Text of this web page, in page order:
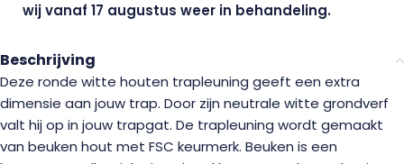
wij vanaf 17 augustus weer in behandeling.
Beschrijving
Deze ronde witte houten trapleuning geeft een extra
dimensie aan jouw trap. Door zijn neutrale witte grondverf
valt hij op in jouw trapgat. De trapleuning wordt gemaakt
van beuken hout met FSC keurmerk. Beuken is een